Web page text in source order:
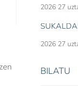
2026 27
2026 27
BILATU